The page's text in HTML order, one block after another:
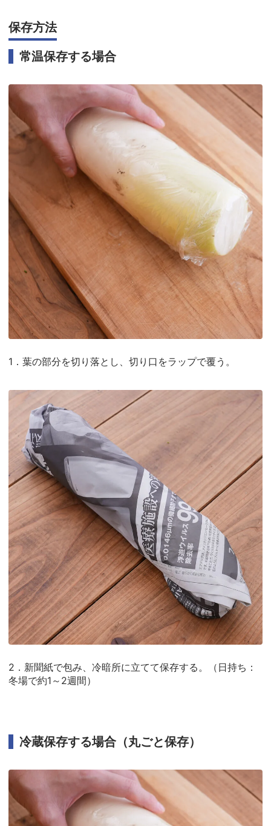
保存方法
常温保存する場合
1．葉の部分を切り落とし、切り口をラップで覆う。
2．新聞紙で包み、冷暗所に立てて保存する。（日持ち：
冬場で約1～2週間）
冷蔵保存する場合（丸ごと保存）